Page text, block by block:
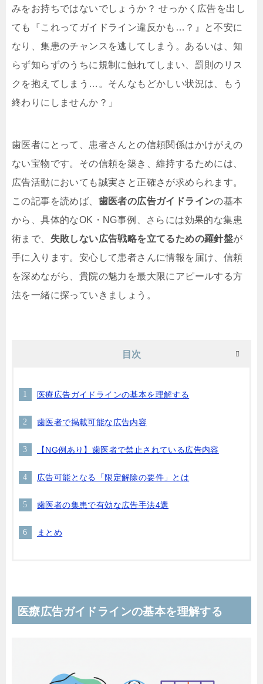
みをお持ちではないでしょうか？ せっかく広告を出し
ても『これってガイドライン違反かも…？』と不安に
なり、集患のチャンスを逃してしまう。あるいは、知
らず知らずのうちに規制に触れてしまい、罰則のリス
クを抱えてしまう…。そんなもどかしい状況は、もう
終わりにしませんか？」
歯医者にとって、患者さんとの信頼関係はかけがえの
ない宝物です。その信頼を築き、維持するためには、
広告活動においても誠実さと正確さが求められます。
この記事を読めば、 歯医者の広告ガイドラインの基本
から、具体的なOK・NG事例、さらには効果的な集患
術まで、 失敗しない広告戦略を立てるための羅針盤が
手に入ります。安心して患者さんに情報を届け、信頼
を深めながら、貴院の魅力を最大限にアピールする方
法を一緒に探っていきましょう。
目次
医療広告ガイドラインの基本を理解する
歯医者で掲載可能な広告内容
【NG例あり】歯医者で禁止されている広告内容
広告可能となる「限定解除の要件」とは
歯医者の集患で有効な広告手法4選
まとめ
医療広告ガイドラインの基本を理解する